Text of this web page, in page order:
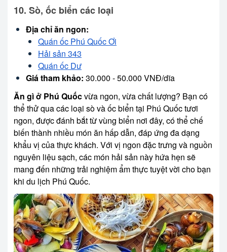
10. Sò, ốc biển các loại
Địa chỉ ăn ngon:
Quán ốc Phú Quốc Ơi
Hải sản 343
Quán ốc Dư
Giá tham khảo: 30.000 - 50.000 VNĐ/dĩa
Ăn gì ở Phú Quốcvừa ngon, vừa chất lượng? Bạn có
thể thử qua các loại sò và ốc biển tại Phú Quốc tươi
ngon, được đánh bắt từ vùng biển nơi đây, có thể chế
biến thành nhiều món ăn hấp dẫn, đáp ứng đa dạng
khẩu vị của thực khách. Với vị ngon đặc trưng và nguồn
nguyên liệu sạch, các món hải sản này hứa hẹn sẽ
mang đến những trải nghiệm ẩm thực tuyệt vời cho bạn
khi du lịch Phú Quốc.